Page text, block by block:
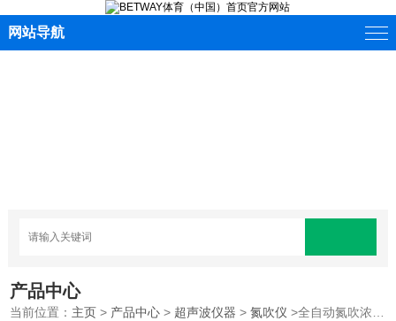
网站导航
产品中心
当前位置： 主页 > 产品中心 > 超声波仪器 >氮吹仪 >全自动氮吹浓缩仪